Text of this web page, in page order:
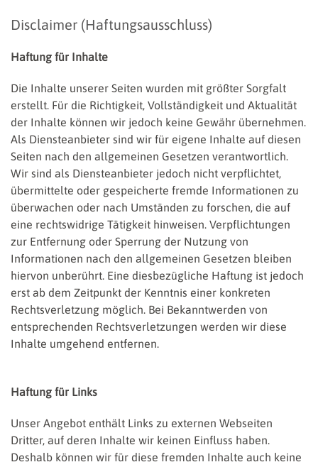
Disclaimer (Haftungsausschluss)
Haftung für Inhalte
Die Inhalte unserer Seiten wurden mit größter Sorgfalt
erstellt. Für die Richtigkeit, Vollständigkeit und Aktualität
der Inhalte können wir jedoch keine Gewähr übernehmen.
Als Diensteanbieter sind wir für eigene Inhalte auf diesen
Seiten nach den allgemeinen Gesetzen verantwortlich.
Wir sind als Diensteanbieter jedoch nicht verpflichtet,
übermittelte oder gespeicherte fremde Informationen zu
überwachen oder nach Umständen zu forschen, die auf
eine rechtswidrige Tätigkeit hinweisen. Verpflichtungen
zur Entfernung oder Sperrung der Nutzung von
Informationen nach den allgemeinen Gesetzen bleiben
hiervon unberührt. Eine diesbezügliche Haftung ist jedoch
erst ab dem Zeitpunkt der Kenntnis einer konkreten
Rechtsverletzung möglich. Bei Bekanntwerden von
entsprechenden Rechtsverletzungen werden wir diese
Inhalte umgehend entfernen.
Haftung für Links
Unser Angebot enthält Links zu externen Webseiten
Dritter, auf deren Inhalte wir keinen Einfluss haben.
Deshalb können wir für diese fremden Inhalte auch keine